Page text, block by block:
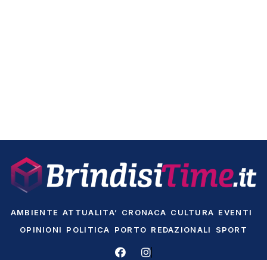
AMBIENTE ATTUALITA’ CRONACA CULTURA EVENTI
OPINIONI
POLITICA PORTO REDAZIONALI SPORT